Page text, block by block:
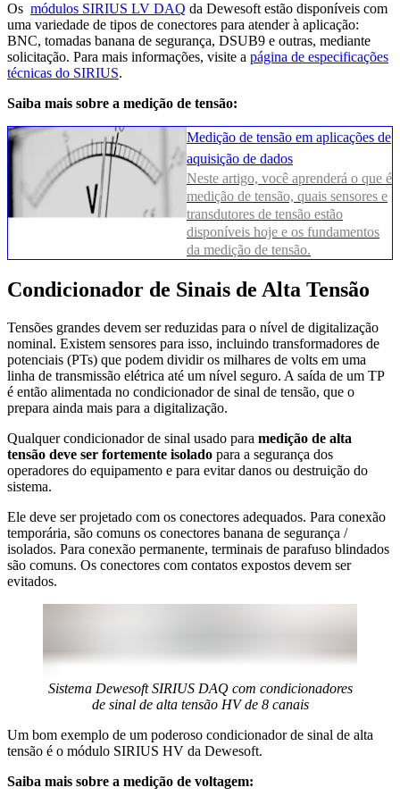
Os módulos SIRIUS LV DAQ da Dewesoft estão disponíveis com
uma variedade de tipos de conectores para atender à aplicação:
BNC, tomadas banana de segurança, DSUB9 e outras, mediante
solicitação. Para mais informações, visite a página de especificações
técnicas do SIRIUS.
Saiba mais sobre a medição de tensão:
Medição de tensão em aplicações de
aquisição de dados
Neste artigo, você aprenderá o que é
medição de tensão, quais sensores e
transdutores de tensão estão
disponíveis hoje e os fundamentos
da medição de tensão.
Condicionador de Sinais de Alta Tensão
Tensões grandes devem ser reduzidas para o nível de digitalização
nominal. Existem sensores para isso, incluindo transformadores de
potenciais (PTs) que podem dividir os milhares de volts em uma
linha de transmissão elétrica até um nível seguro. A saída de um TP
é então alimentada no condicionador de sinal de tensão, que o
prepara ainda mais para a digitalização.
Qualquer condicionador de sinal usado para medição de alta
tensão deve ser fortemente isolado para a segurança dos
operadores do equipamento e para evitar danos ou destruição do
sistema.
Ele deve ser projetado com os conectores adequados. Para conexão
temporária, são comuns os conectores banana de segurança /
isolados. Para conexão permanente, terminais de parafuso blindados
são comuns. Os conectores com contatos expostos devem ser
evitados.
Sistema Dewesoft SIRIUS DAQ com condicionadores
de sinal de alta tensão HV de 8 canais
Um bom exemplo de um poderoso condicionador de sinal de alta
tensão é o módulo SIRIUS HV da Dewesoft.
Saiba mais sobre a medição de voltagem: